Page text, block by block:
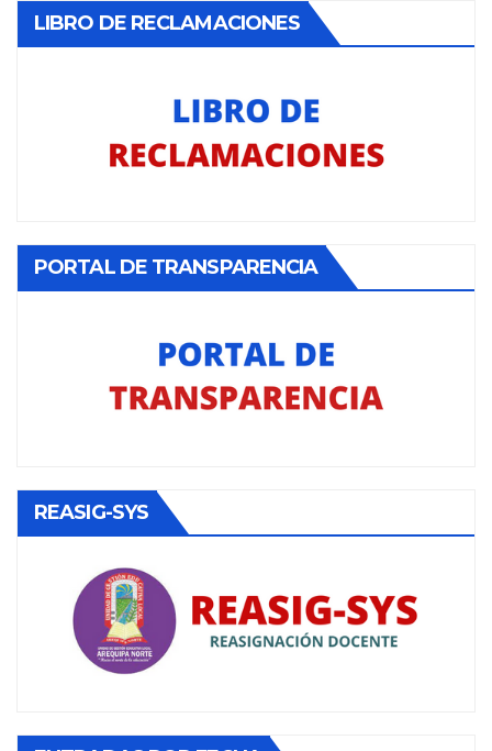
LIBRO DE RECLAMACIONES
PORTAL DE TRANSPARENCIA
REASIG-SYS